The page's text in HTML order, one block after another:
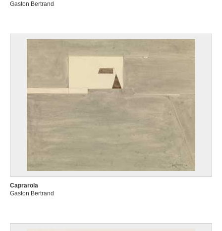
Gaston Bertrand
Caprarola
Gaston Bertrand